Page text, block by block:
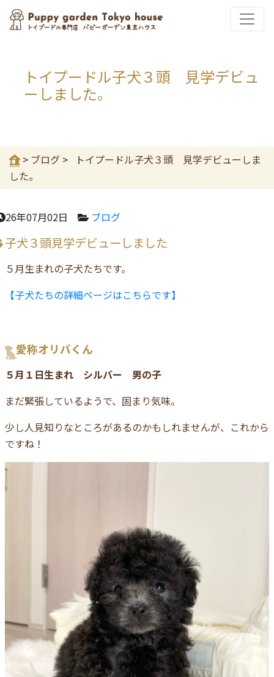
トイプードル子犬３頭 見学デビュ
ーしました。
> ブログ >
トイプードル子犬３頭 見学デビューしま
した。
26年07月02日 ブログ
子犬３頭見学デビューしました
５月生まれの子犬たちです。
【子犬たちの詳細ページはこちらです】
愛称オリバくん
５月１日生まれ シルバー 男の子
まだ緊張しているようで、固まり気味。
少し人見知りなところがあるのかもしれませんが、これから
ですね！